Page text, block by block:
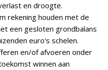
en droogte.
rekening houden met de
een gesloten grondbalans
euro's schelen.
en/of afvoeren onder
winnen aan